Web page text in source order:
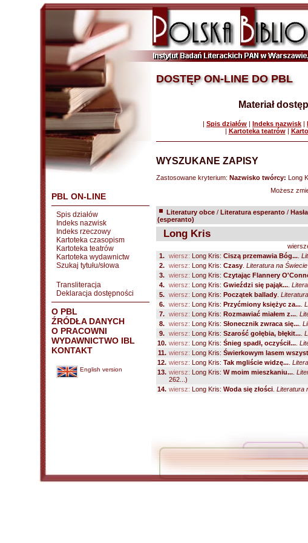
PBL ON-LINE
Spis działów
Indeks nazwisk
Indeks rzeczowy
Kartoteka czasopism
Kartoteka teatrów
Kartoteka wydawnictw
Szukaj tytułu/słowa
Transliteracja
Deklaracja dostępności
O PBL
ŹRÓDŁA DANYCH
O PRACOWNI
WYDAWNICTWO IBL
KONTAKT
English version
DOSTĘP ON-LINE DO PBL
Materiał
| Spis działów | Indeks nazwisk |
| Kartoteka teatrów|
WYSZUKANE ZAPISY
Zastosowane kryterium: Nazwisko twórcy: Long
Możesz
Literatury obce / Literatura esperanto /
(esperanto)
Long Kris
1. wiersz: Long Kris: Ciszą przemawia Bóg...
2. wiersz: Long Kris: Czasy Literatura na
3. wiersz: Long Kris: Czytając Flannery
4. wiersz: Long Kris: Gwieździ się pająk...
5. wiersz: Long Kris: Początek ballady
6. wiersz: Long Kris: Przyćmiony księżyc za...
7. wiersz: Long Kris: Rozmawiać miałem z...
8. wiersz: Long Kris: Słonecznik zwraca się...
9. wiersz: Long Kris: Szarość gołębia, błękit...
10. wiersz: Long Kris: Śnieg spadł, oczyścił...
11. wiersz: Long Kris: Świerkowym lasem
12. wiersz: Long Kris: Tak mgliście widzę...
13. wiersz: Long Kris: W moim mieszkaniu...
262...)
14. wiersz: Long Kris: Woda się złości Literatura